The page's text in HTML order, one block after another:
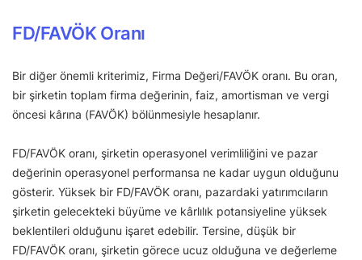
FD/FAVÖK Oranı
Bir diğer önemli kriterimiz, Firma Değeri/FAVÖK oranı. Bu oran,
bir şirketin toplam firma değerinin, faiz, amortisman ve vergi
öncesi kârına (FAVÖK) bölünmesiyle hesaplanır.
FD/FAVÖK oranı, şirketin operasyonel verimliliğini ve pazar
değerinin operasyonel performansa ne kadar uygun olduğunu
gösterir. Yüksek bir FD/FAVÖK oranı, pazardaki yatırımcıların
şirketin gelecekteki büyüme ve kârlılık potansiyeline yüksek
beklentileri olduğunu işaret edebilir. Tersine, düşük bir
FD/FAVÖK oranı, şirketin görece ucuz olduğuna ve değerleme